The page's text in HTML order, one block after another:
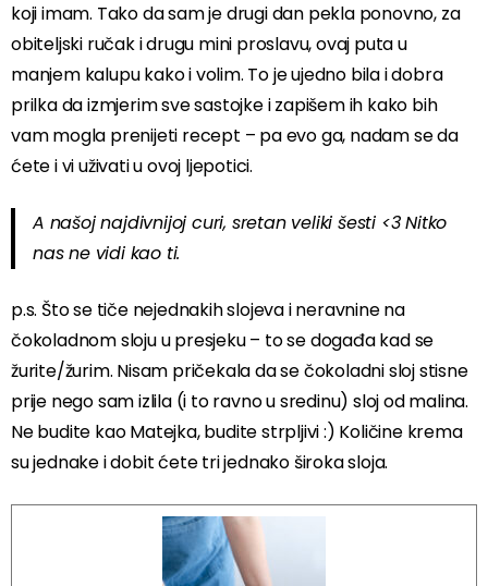
koji imam. Tako da sam je drugi dan pekla ponovno, za
obiteljski ručak i drugu mini proslavu, ovaj puta u
manjem kalupu kako i volim. To je ujedno bila i dobra
prilka da izmjerim sve sastojke i zapišem ih kako bih
vam mogla prenijeti recept – pa evo ga, nadam se da
ćete i vi uživati u ovoj ljepotici.
A našoj najdivnijoj curi, sretan veliki šesti <3 Nitko
nas ne vidi kao ti.
p.s. Što se tiče nejednakih slojeva i neravnine na
čokoladnom sloju u presjeku – to se događa kad se
žurite/žurim. Nisam pričekala da se čokoladni sloj stisne
prije nego sam izlila (i to ravno u sredinu) sloj od malina.
Ne budite kao Matejka, budite strpljivi :) Količine krema
su jednake i dobit ćete tri jednako široka sloja.